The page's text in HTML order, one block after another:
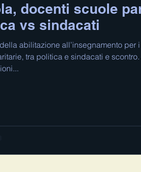
docenti scuole
vs sindacati
abilitazione all’insegnamento per
tra politica e sindacati e